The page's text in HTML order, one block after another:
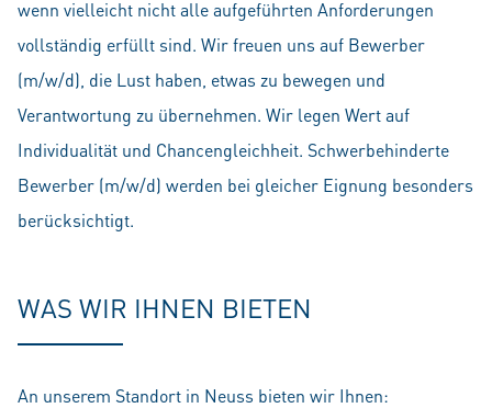
wenn vielleicht nicht alle aufgeführten Anforderungen
vollständig erfüllt sind. Wir freuen uns auf Bewerber
(m/w/d), die Lust haben, etwas zu bewegen und
Verantwortung zu übernehmen. Wir legen Wert auf
Individualität und Chancengleichheit. Schwerbehinderte
Bewerber (m/w/d) werden bei gleicher Eignung besonders
berücksichtigt.
WAS WIR IHNEN BIETEN
An unserem Standort in Neuss bieten wir Ihnen: